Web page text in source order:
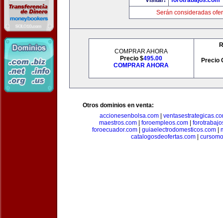
Serán consideradas
COMPRAR AHORA
Precio $495.00
COMPRAR AHORA
Precio
Otros dominios en venta:
accionesenbolsa.com|
maestros.com| foroempleos.com|
foroecuador.com| guiaelectrodomesticos.com|
catalogosdeofertas.com